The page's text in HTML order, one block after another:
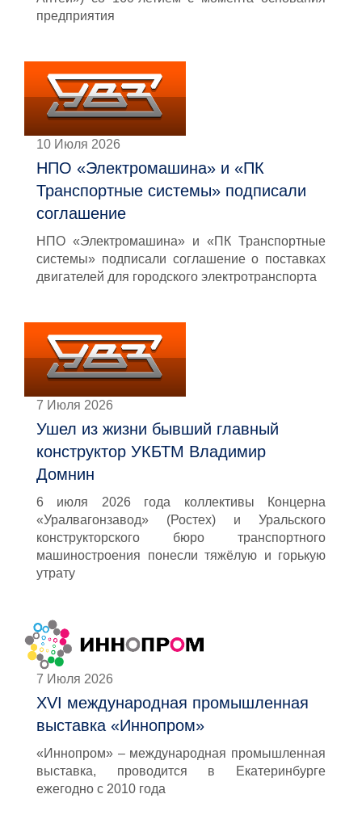
предприятия
10 Июля 2026
НПО «Электромашина» и «ПК
Транспортные системы» подписали
соглашение
НПО «Электромашина» и «ПК Транспортные
системы» подписали соглашение о поставках
двигателей для городского электротранспорта
7 Июля 2026
Ушел из жизни бывший главный
конструктор УКБТМ Владимир
Домнин
6 июля 2026 года коллективы Концерна
«Уралвагонзавод» (Ростех) и Уральского
конструкторского бюро транспортного
машиностроения понесли тяжёлую и горькую
утрату
7 Июля 2026
XVI международная промышленная
выставка «Иннопром»
«Иннопром» – международная промышленная
выставка, проводится в Екатеринбурге
ежегодно с 2010 года